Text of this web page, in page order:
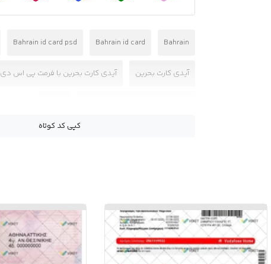
Bahrain
Bahrain id card
Bahrain id card psd
آیدی کارت بحرین آیدی کارت بحرین با فرمت پی اس دی
کپی کد کوتاه